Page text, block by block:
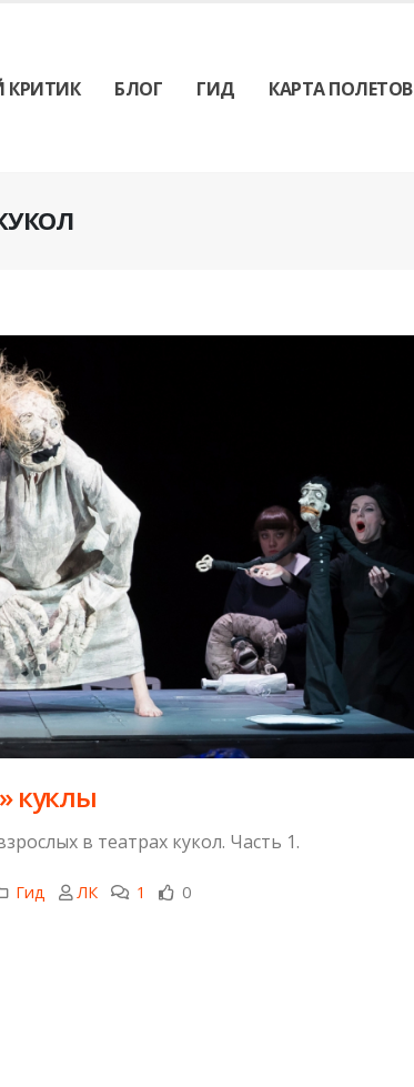
БЛОГ ГИД КАРТА ПОЛЕТОВ
куклы
в театрах кукол. Часть 1.
Гид ЛК 1 0